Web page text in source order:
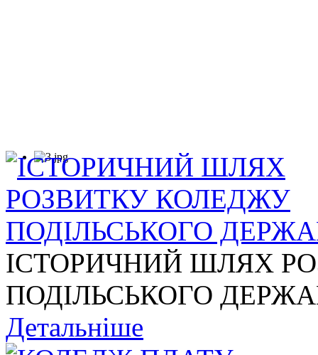
ІСТОРИЧНИЙ ШЛЯХ
ПОДІЛЬСЬКОГО
Детальніше